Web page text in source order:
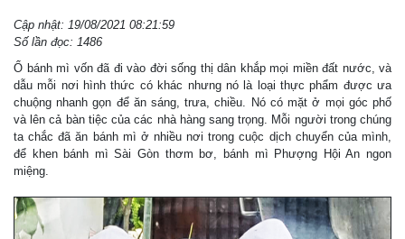
Cập nhật: 19/08/2021 08:21:59
Số lần đọc: 1486
Ổ bánh mì vốn đã đi vào đời sống thị dân khắp mọi miền đất nước, và
dẫu mỗi nơi hình thức có khác nhưng nó là loại thực phẩm được ưa
chuộng nhanh gọn để ăn sáng, trưa, chiều. Nó có mặt ở mọi góc phố
và lên cả bàn tiệc của các nhà hàng sang trọng. Mỗi người trong chúng
ta chắc đã ăn bánh mì ở nhiều nơi trong cuộc dịch chuyển của mình,
để khen bánh mì Sài Gòn thơm bơ, bánh mì Phượng Hội An ngon
miệng.